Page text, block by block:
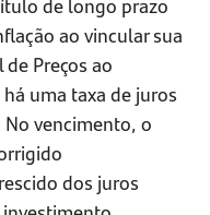
ao vincular sua
Preços ao
uma taxa de juros
vencimento, o
dos juros